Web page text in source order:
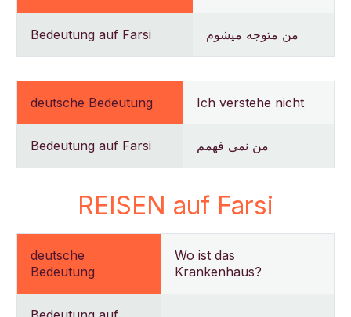
Bedeutung auf Farsi من متوجه میشوم
deutsche Bedeutung Ich verstehe nicht
Bedeutung auf Farsi من نمی فهمم
REISEN auf Farsi
deutsche
Bedeutung
Wo ist das
Krankenhaus?